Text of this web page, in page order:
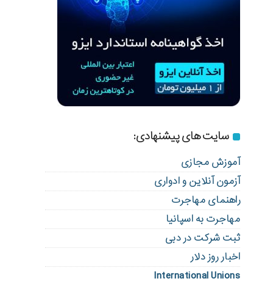
سایت های پیشنهادی:
آموزش مجازی
آزمون آنلاین و ادواری
راهنمای مهاجرت
مهاجرت به اسپانیا
ثبت شرکت در دبی
اخبار روز دلار
International Unions